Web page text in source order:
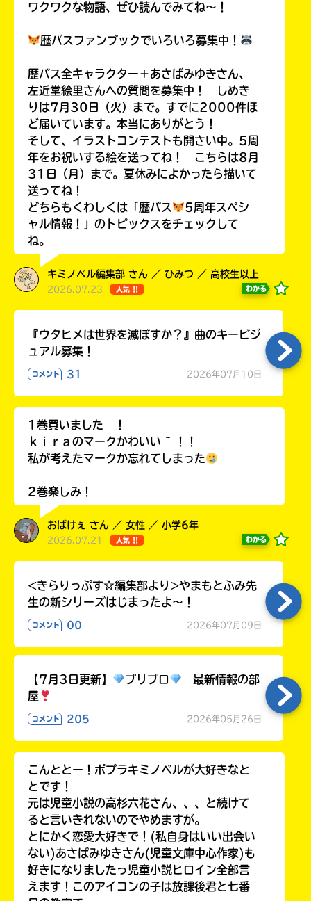
ワクワクな物語、ぜひ読んでみてね～！
歴バスファンブックでいろいろ募集中！
歴バス全キャラクター＋あさばみゆきさん、
左近堂絵里さんへの質問を募集中！ しめき
りは7月30日（火）まで。すでに2000件ほ
ど届いています。本当にありがとう！
そして、イラストコンテストも開さい中。5周
年をお祝いする絵を送ってね！ こちらは8月
31日（月）まで。夏休みによかったら描いて
送ってね！
どちらもくわしくは「歴バス
5周年スペシ
ャル情報！」のトピックスをチェックして
ね。
キミノベル編集部 さん ／ ひみつ ／ 高校生以上
2026.07.23 人気 !! わかる
『ウタヒメは世界を滅ぼすか？』曲のキービジ
ュアル募集！
コメント 31 2026年07月10日
1巻買いました ！
ｋｉｒａのマークかわいい ~ ！！
私が考えたマークか忘れてしまった
2巻楽しみ！
おばけぇ さん ／ 女性 ／ 小学6年
2026.07.21 人気 !! わかる
<きらりっぷす☆編集部より>やまもとふみ先
生の新シリーズはじまったよ～！
コメント 00 2026年07月09日
【7月3日更新】 プリプロ
最新情報の部
屋
コメント 205 2026年05月26日
こんととー！ポプラキミノベルが大好きなと
とです！
元は児童小説の高杉六花さん、、、と続けて
ると言いきれないのでやめますが。
とにかく恋愛大好きで！(私自身はいい出会い
ない)あさばみゆきさん(児童文庫中心作家)も
好きになりましたっ児童小説ヒロイン全部言
えます！このアイコンの子は放課後君と七番